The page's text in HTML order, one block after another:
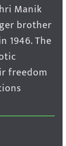
Manik
brother
1946. The
freedom